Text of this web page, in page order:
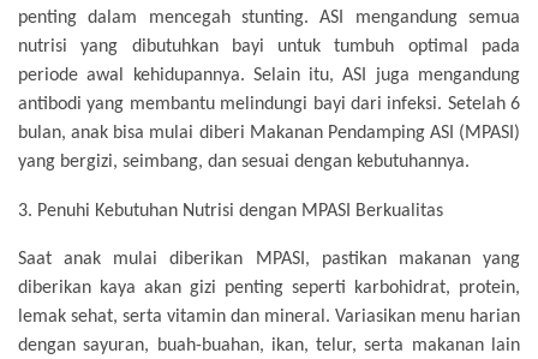
penting dalam mencegah stunting. ASI mengandung semua
nutrisi yang dibutuhkan bayi untuk tumbuh optimal pada
periode awal kehidupannya. Selain itu, ASI juga mengandung
antibodi yang membantu melindungi bayi dari infeksi. Setelah 6
bulan, anak bisa mulai diberi Makanan Pendamping ASI (MPASI)
yang bergizi, seimbang, dan sesuai dengan kebutuhannya.
3. Penuhi Kebutuhan Nutrisi dengan MPASI Berkualitas
Saat anak mulai diberikan MPASI, pastikan makanan yang
diberikan kaya akan gizi penting seperti karbohidrat, protein,
lemak sehat, serta vitamin dan mineral. Variasikan menu harian
dengan sayuran, buah-buahan, ikan, telur, serta makanan lain